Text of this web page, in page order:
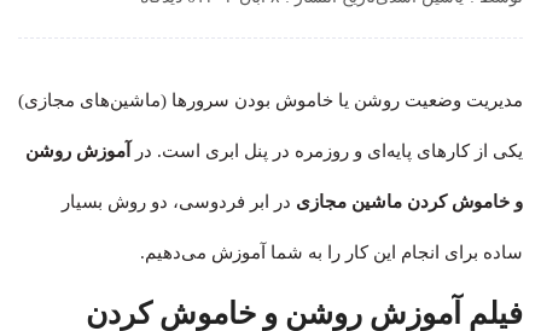
مدیریت وضعیت روشن یا خاموش بودن سرورها (ماشین‌های مجازی)
یکی از کارهای پایه‌ای و روزمره در پنل ابری است. در آموزش روشن
و خاموش کردن ماشین مجازی در ابر فردوسی، دو روش بسیار
ساده برای انجام این کار را به شما آموزش می‌دهیم.
فیلم آموزش روشن و خاموش کردن